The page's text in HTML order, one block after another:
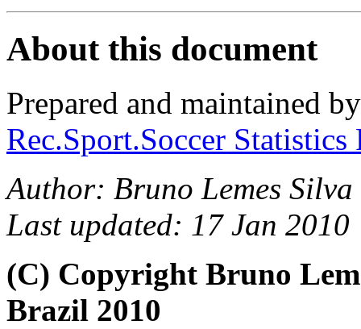
About this document
Prepared and maintained
Rec.Sport.Soccer
Author: Bruno Lemes Silva
Last updated: 17 Jan 2010
(C) Copyright Bruno
Brazil 2010